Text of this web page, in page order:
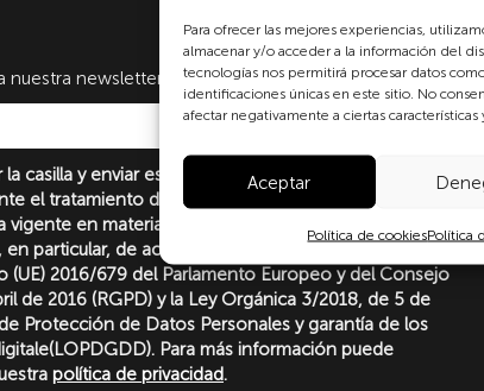
Para ofrecer las mejores experiencias,
almacenar y/o acceder a la información del
tecnologías nos permitirá procesar datos
identificaciones únicas en este sitio. No
afectar negativamente a ciertas características
Aceptar
Política de cookiesPolítica
nuestra newsletter
la casilla y enviar este formulario, usted consiente
el tratamiento de sus datos personales conforme a
vigente en materia de protección de datos
en particular, de acuerdo con lo dispuesto en el
(UE) 2016/679 del Parlamento Europeo y del Consejo
de 2016 (RGPD) y la Ley Orgánica 3/2018, de 5 de
Protección de Datos Personales y garantía de los
Para más información puede
política de privacidad.